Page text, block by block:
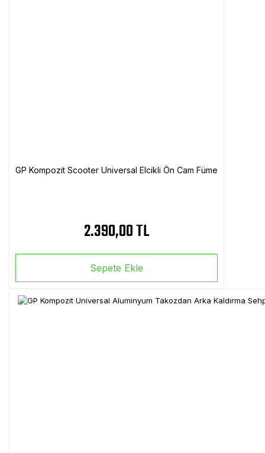
GP Kompozit Scooter Universal Elcikli Ön Cam Füme
2.390,00 TL
Sepete Ekle